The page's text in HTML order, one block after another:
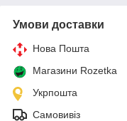
Умови доставки
Нова Пошта
Магазини Rozetka
Укрпошта
Самовивіз